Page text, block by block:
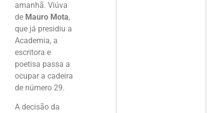
amanhã. Viúva
de Mauro Mota,
que já presidiu a
Academia, a
escritora e
poetisa passa a
ocupar a cadeira
de número 29.
A decisão da